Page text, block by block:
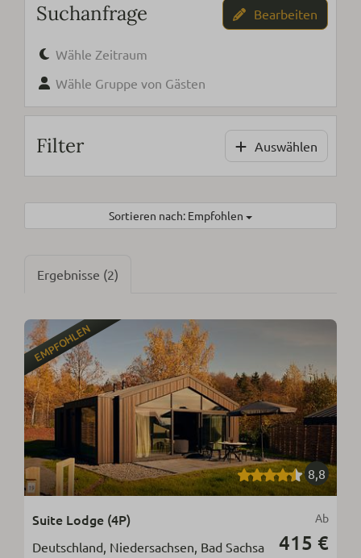
Suchanfrage Bearbeiten
Wähle Zeitraum
Wähle Gruppe von Gästen
Filter Auswählen
Sortieren nach: Empfohlen
Ergebnisse (2)
EMPFOHLEN
8,8
Ab
415 €
Suite Lodge (4P)
Deutschland, Niedersachsen, Bad Sachsa